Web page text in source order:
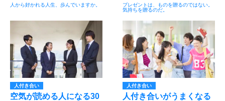
人から好かれる人生、歩んでいますか。
プレゼントは、ものを贈るのではない。
気持ちを贈るのだ。
人付き合い
空気が読める人になる30
人付き合い
人付き合いがうまくなる